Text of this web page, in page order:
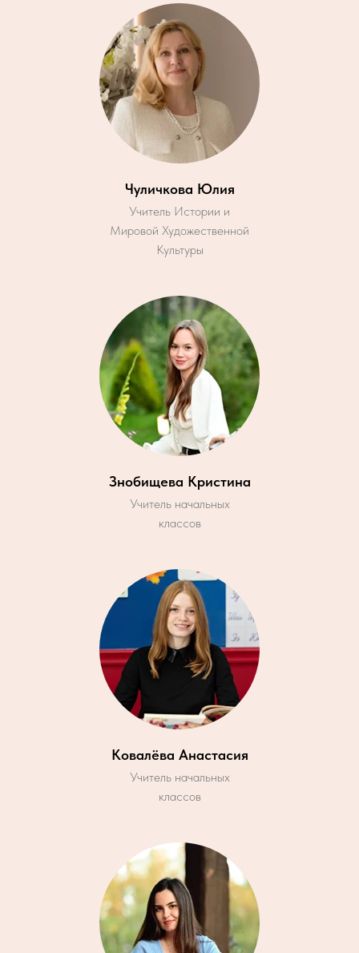
Чуличкова Юлия
Учитель Истории и
Мировой Художественной
Культуры
Знобищева Кристина
Учитель начальных
классов
Ковалёва Анастасия
Учитель начальных
классов